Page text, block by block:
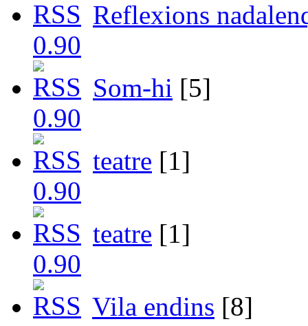
Reflexions
Som-hi [5]
teatre [1]
teatre [1]
Vila endins [8]